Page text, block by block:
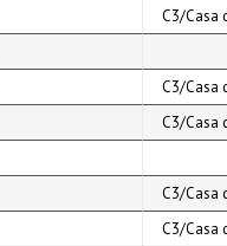
C3/Casa
C3/Casa
C3/Casa
C3/Casa
C3/Casa